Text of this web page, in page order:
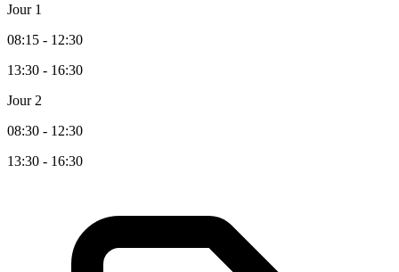
Jour 1
08:15 - 12:30
13:30 - 16:30
Jour 2
08:30 - 12:30
13:30 - 16:30